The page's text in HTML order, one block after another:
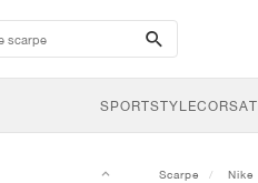
search-
btn
SPORTSTYLECORSA
Scarpe Nike